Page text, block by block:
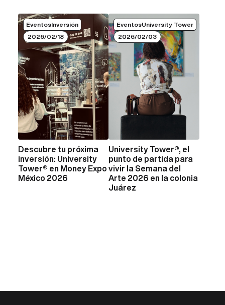
EventosInversión
2026/02/18
VER MÁS
Descubre tu próxima
inversión: University
Tower® en Money Expo
México 2026
EventosUniversity Tower
2026/02/03
VER MÁS
University Tower®, el
punto de partida para
vivir la Semana del
Arte 2026 en la colonia
Juárez